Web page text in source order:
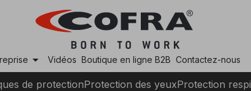
arrow_drop_down Vidéos Boutique en ligne B2B Contactez-nous
de protectionProtection des yeuxProtection